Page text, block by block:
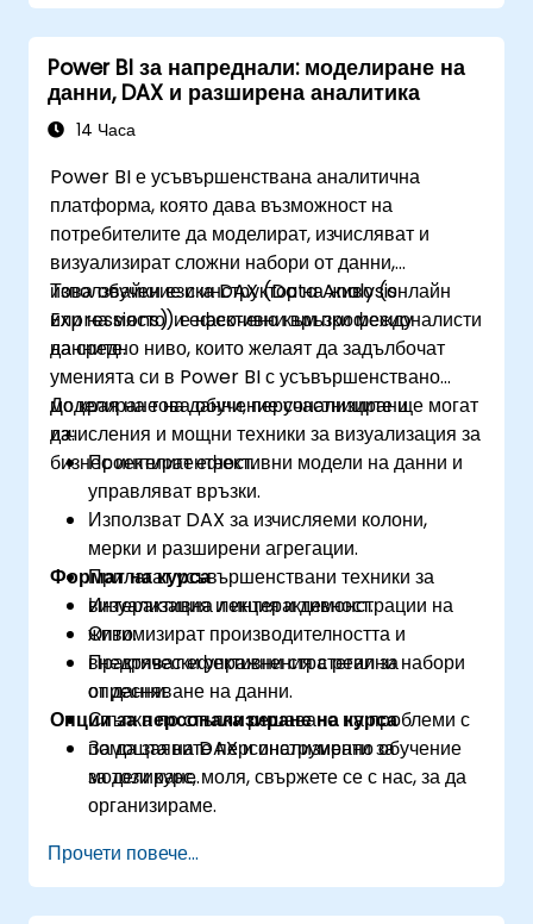
Power BI за напреднали: моделиране на
данни, DAX и разширена аналитика
14 Часа
Power BI е усъвършенствана аналитична
платформа, която дава възможност на
потребителите да моделират, изчисляват и
визуализират сложни набори от данни,
използвайки езика DAX (Data Analysis
Expressions) и ефективни връзки между
данните.
Това обучение с инструктор на живо (онлайн
или на място) е насочено към професионалисти
на средно ниво, които желаят да задълбочат
уменията си в Power BI с усъвършенствано
моделиране на данни, персонализирани
изчисления и мощни техники за визуализация за
бизнес интелигентност.
До края на това обучение участниците ще могат
да:
Проектират ефективни модели на данни и
управляват връзки.
Използват DAX за изчисляеми колони,
мерки и разширени агрегации.
Прилагат усъвършенствани техники за
визуализация и интерактивност.
Оптимизират производителността и
внедряват ефективни стратегии за
опресняване на данни.
Формат на курса
Интерактивна лекция и демонстрации на
живо.
Практически упражнения с реални набори
от данни.
Стъпка по стъпка решаване на проблеми с
помощта на DAX и инструменти за
моделиране.
Опции за персонализиране на курса
За да заявите персонализирано обучение
за този курс, моля, свържете се с нас, за да
организираме.
Прочети повече...